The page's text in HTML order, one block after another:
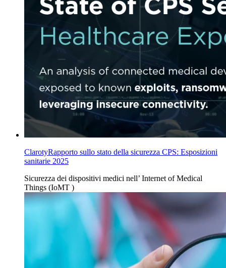
ClarotyRapporto sullo stato della sicurezza CPS: Esposizioni
sanitarie 2025
Sicurezza dei dispositivi medici nell’ Internet of Medical
Things (IoMT )